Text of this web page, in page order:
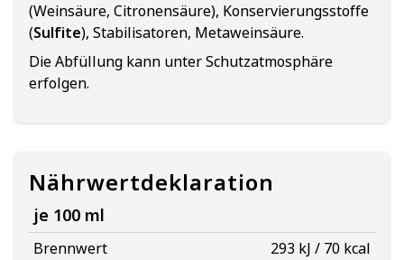
(Weinsäure, Citronensäure), Konservierungsstoffe
(Sulfite), Stabilisatoren, Metaweinsäure.
Die Abfüllung kann unter Schutzatmosphäre
erfolgen.
Nährwertdeklaration
je 100 ml
Brennwert
293 kJ / 70 kcal